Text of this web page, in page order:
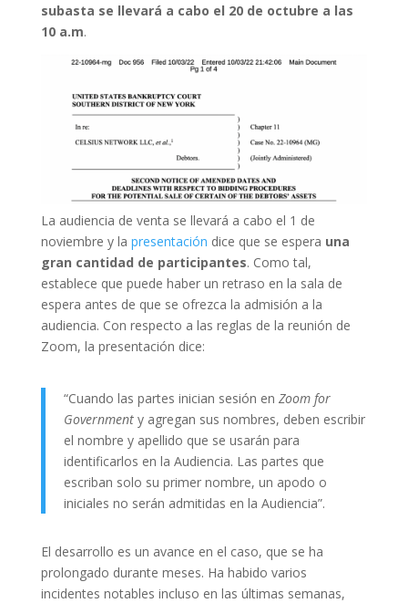
subasta se llevará a cabo el 20 de octubre a las
10 a.m.
La audiencia de venta se llevará a cabo el 1 de
noviembre y la presentación dice que se espera una
gran cantidad de participantes. Como tal,
establece que puede haber un retraso en la sala de
espera antes de que se ofrezca la admisión a la
audiencia. Con respecto a las reglas de la reunión de
Zoom, la presentación dice:
“Cuando las partes inician sesión en Zoom for
Governmenty agregan sus nombres, deben escribir
el nombre y apellido que se usarán para
identificarlos en la Audiencia. Las partes que
escriban solo su primer nombre, un apodo o
iniciales no serán admitidas en la Audiencia”.
El desarrollo es un avance en el caso, que se ha
prolongado durante meses. Ha habido varios
incidentes notables incluso en las últimas semanas,